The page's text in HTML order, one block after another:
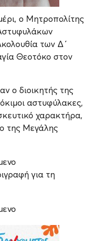
ο Μητροπολίτης
των Δ΄
Θεοτόκο στον
ο διοικητής της
αστυφύλακες,
χαρακτήρα,
της Μεγάλης